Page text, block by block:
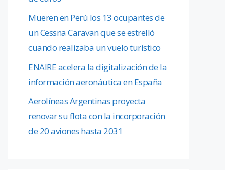
Mueren en Perú los 13 ocupantes de
un Cessna Caravan que se estrelló
cuando realizaba un vuelo turístico
ENAIRE acelera la digitalización de la
información aeronáutica en España
Aerolíneas Argentinas proyecta
renovar su flota con la incorporación
de 20 aviones hasta 2031